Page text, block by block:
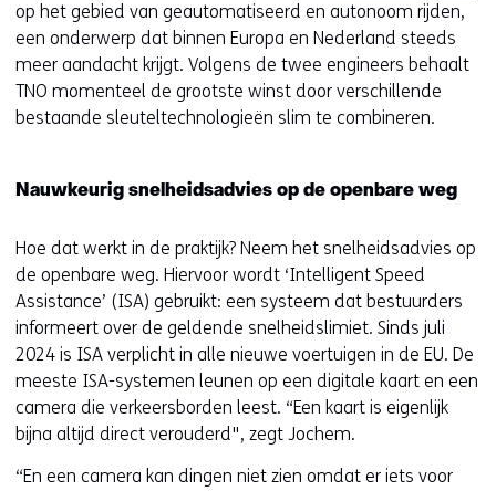
op het gebied van geautomatiseerd en autonoom rijden,
een onderwerp dat binnen Europa en Nederland steeds
meer aandacht krijgt. Volgens de twee engineers behaalt
TNO momenteel de grootste winst door verschillende
bestaande sleuteltechnologieën slim te combineren.
Nauwkeurig snelheidsadvies op de openbare weg
Hoe dat werkt in de praktijk? Neem het snelheidsadvies op
de openbare weg. Hiervoor wordt ‘Intelligent Speed
Assistance’ (ISA) gebruikt: een systeem dat bestuurders
informeert over de geldende snelheidslimiet. Sinds juli
2024 is ISA verplicht in alle nieuwe voertuigen in de EU. De
meeste ISA-systemen leunen op een digitale kaart en een
camera die verkeersborden leest. “Een kaart is eigenlijk
bijna altijd direct verouderd", zegt Jochem.
“En een camera kan dingen niet zien omdat er iets voor